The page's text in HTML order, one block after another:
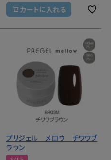
カートに入れる
プリジェル メロウ チワワブ
ラウン